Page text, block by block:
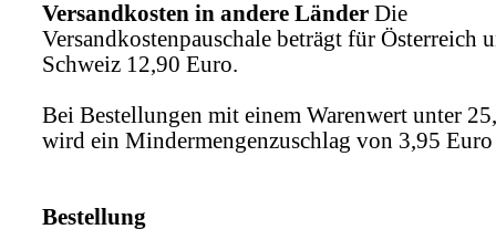
Versandkosten in andere Länder Die
Versandkostenpauschale beträgt für Österreich
Schweiz 12,90 Euro.
Bei Bestellungen mit einem Warenwert unter
wird ein Mindermengenzuschlag von 3,95 Euro
Bestellung